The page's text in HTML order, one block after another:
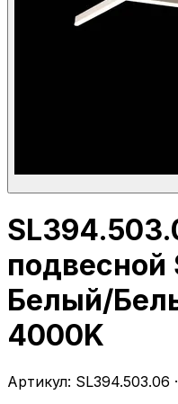
подвесной
Белый/
4000K
Артикул: SL394.503.06 ·